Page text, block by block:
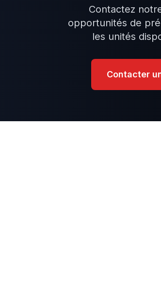
Contactez
opportunités de
les unités
Contacter